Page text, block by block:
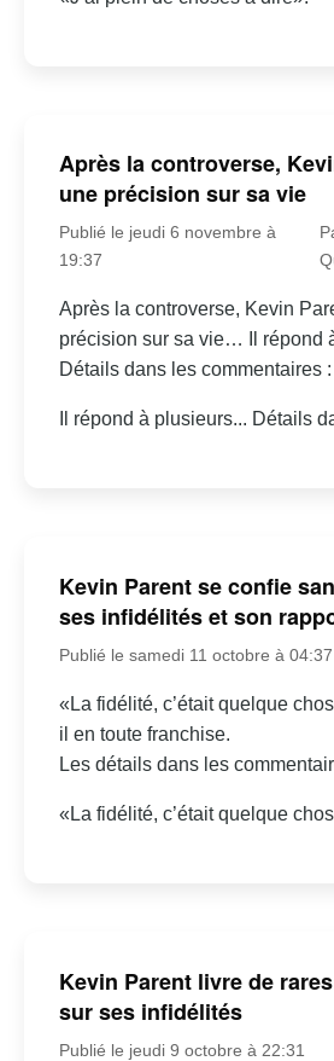
Après la controverse,
une précision sur sa vie
Publié le jeudi 6 novembre à
19:37
Après la controverse, Kevin
précision sur sa vie… Il répond
Détails dans les commentaires :
Il répond à plusieurs... Détails
Kevin Parent se confie
ses infidélités et son
Publié le samedi 11 octobre à 04:37
«La fidélité, c’était quelque
il en toute franchise.
Les détails dans les
«La fidélité, c’était quelque
Kevin Parent livre de
sur ses infidélités
Publié le jeudi 9 octobre à 22:31